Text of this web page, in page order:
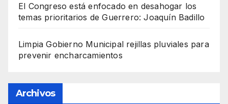
El Congreso está enfocado en desahogar los
temas prioritarios de Guerrero: Joaquín Badillo
Limpia Gobierno Municipal rejillas pluviales para
prevenir encharcamientos
Archivos